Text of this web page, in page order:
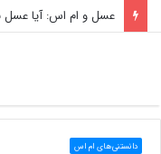
عسل و ام اس: آیا عسل
دانستنی‌های ام اس